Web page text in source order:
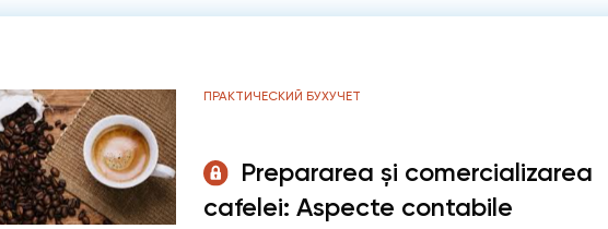
ПРАКТИЧЕСКИЙ БУХУЧЕТ
Prepararea și comercializarea
cafelei: Aspecte contabile